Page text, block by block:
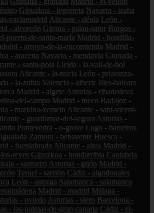
Gipuzkoa - legorreta Navarra - izaba
vaciamadrid Alicante - dénia León -
- alcorcón Girona - palau-sator Burgos -
puerto-de-santa-maría Madrid - boadilla-
- arroyo-de-la-encomienda Madrid -
- aracena Navarra - mendavia Granada -
- santa-pola Lleida - la-vall-de-boí
Alicante - la-nucia León - priaranza-
- la-zubia Valencia - alberic Illes-balears
Madrid - algete Asturias - ribadedeva
del-campo Madrid - meco Badajoz -
- markina-xemein Alicante - sant-vicent-
- guardamar-del-segura Asturias -
Pontevedra - o-grove Lugo - barreiros
Zamora - benavente Huesca -
- fuenlabrada Alicante - altea Madrid -
reyes Gipuzkoa - hondarribia Cantabria
- santurtzi Asturias - gijón Madrid -
Teruel - sarrión Cádiz - algodonales
León - astorga Salamanca - salamanca
Madrid - madrid Málaga -
- oviedo Asturias - siero Barcelona -
- las-palmas-de-gran-canaria Cádiz - el-